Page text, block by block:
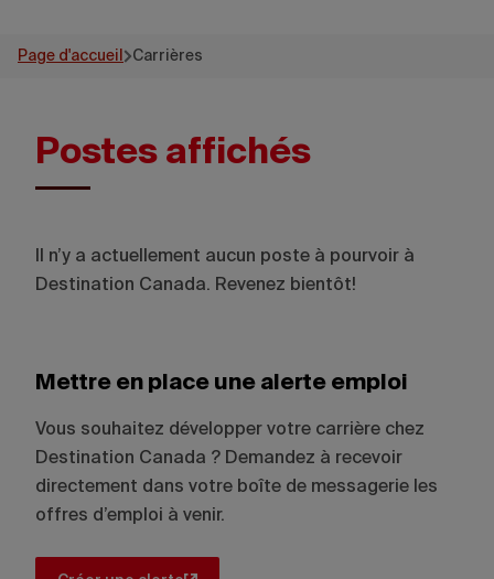
Page d'accueil Carrières
Postes affichés
Il n’y a actuellement aucun poste à pourvoir à
Destination Canada. Revenez bientôt!
Mettre en place une alerte emploi
Vous souhaitez développer votre carrière chez
Destination Canada ? Demandez à recevoir
directement dans votre boîte de messagerie les
offres d’emploi à venir.